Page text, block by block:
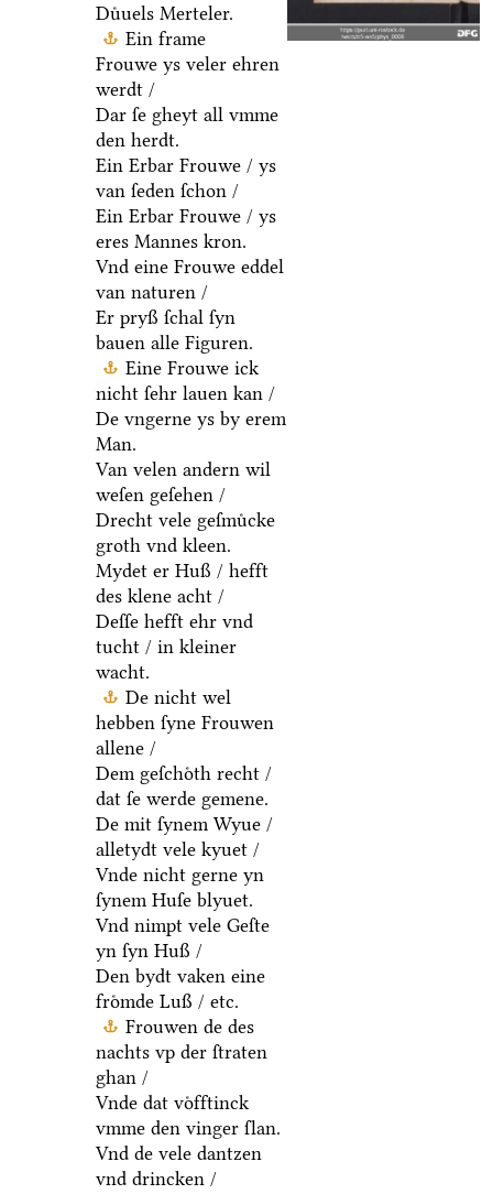
Duͤuels Merteler.
Ein frame
Frouwe ys veler ehren
werdt /
Dar ſe gheyt all vmme
den herdt.
Ein Erbar Frouwe / ys
van ſeden ſchon /
Ein Erbar Frouwe / ys
eres Mannes kron.
Vnd eine Frouwe eddel
van naturen /
Er pryß ſchal ſyn
bauen alle Figuren.
Eine Frouwe ick
nicht ſehr lauen kan /
De vngerne ys by erem
Man.
Van velen andern wil
weſen geſehen /
Drecht vele geſmuͤcke
groth vnd kleen.
Mydet er Huß / hefft
des klene acht /
Deſſe hefft ehr vnd
tucht / in kleiner
wacht.
De nicht wel
hebben ſyne Frouwen
allene /
Dem geſchoͤth recht /
dat ſe werde gemene.
De mit ſynem Wyue /
alletydt vele kyuet /
Vnde nicht gerne yn
ſynem Huſe blyuet.
Vnd nimpt vele Geſte
yn ſyn Huß /
Den bydt vaken eine
froͤmde Luß / etc.
Frouwen de des
nachts vp der ſtraten
ghan /
Vnde dat voͤfftinck
vmme den vinger ſlan.
Vnd de vele dantzen
vnd drincken /